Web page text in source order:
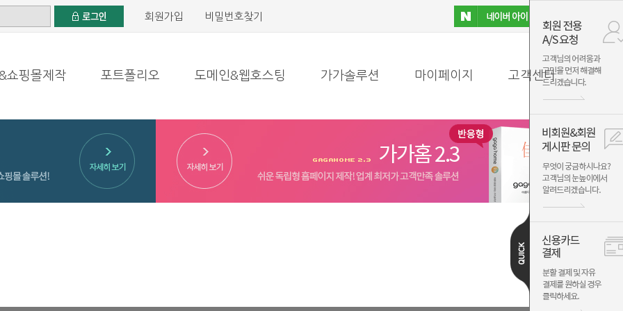
회원가입 비밀번호찾기
쇼핑몰제작 포트폴리오 도메인&웹호스팅 가가솔루션 마이페이지 고객센터